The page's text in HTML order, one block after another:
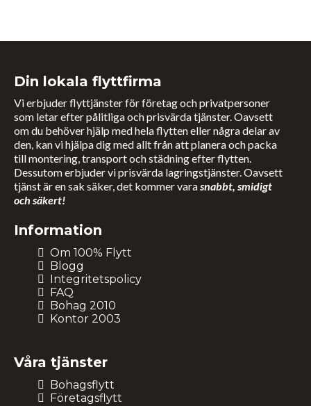
kontakta oss
Din lokala flyttfirma
Vi erbjuder flyttjänster för företag och privatpersoner
som letar efter pålitliga och prisvärda tjänster. Oavsett
om du behöver hjälp med hela flytten eller några delar av
den, kan vi hjälpa dig med allt från att planera och packa
till montering, transport och städning efter flytten.
Dessutom erbjuder vi prisvärda lagringstjänster. Oavsett
tjänst är en sak säker, det kommer varasnabbt, smidigt
och säkert!
Information
Om 100% Flytt
Blogg
Integritetspolicy
FAQ
Bohag 2010
Kontor 2003
Våra tjänster
Bohagsflytt
Företagsflytt